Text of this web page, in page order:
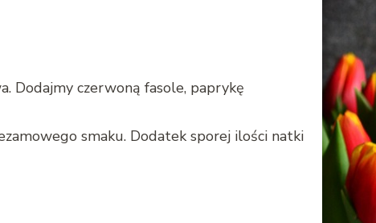
Dodajmy czerwoną fasole, paprykę
smaku. Dodatek sporej ilości natki